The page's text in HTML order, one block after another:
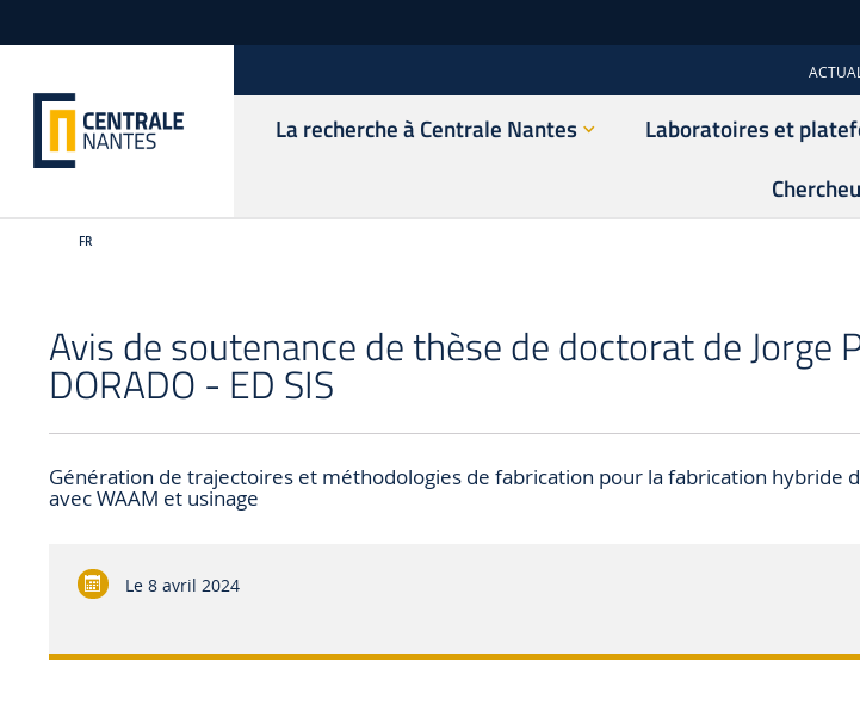
La recherche à Centrale Nantes Laboratoires et
FR
Avis de soutenance de thèse de doctorat de Jorge
DORADO - ED SIS
Génération de trajectoires et méthodologies de fabrication pour la fabrication hybride
avec WAAM et usinage
Le8 avril 2024